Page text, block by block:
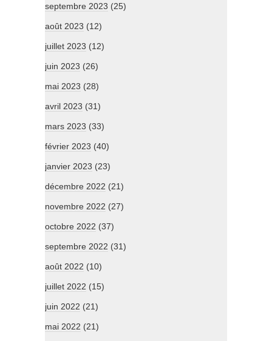
septembre 2023 (25)
août 2023 (12)
juillet 2023 (12)
juin 2023 (26)
mai 2023 (28)
avril 2023 (31)
mars 2023 (33)
février 2023 (40)
janvier 2023 (23)
décembre 2022 (21)
novembre 2022 (27)
octobre 2022 (37)
septembre 2022 (31)
août 2022 (10)
juillet 2022 (15)
juin 2022 (21)
mai 2022 (21)